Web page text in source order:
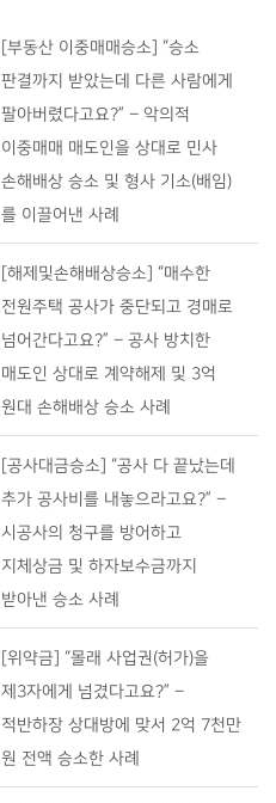
[부동산 이중매매승소] “승소
판결까지 받았는데 다른 사람에게
팔아버렸다고요?” – 악의적
이중매매 매도인을 상대로 민사
손해배상 승소 및 형사 기소(배임)
를 이끌어낸 사례
[해제및손해배상승소] “매수한
전원주택 공사가 중단되고 경매로
넘어간다고요?” – 공사 방치한
매도인 상대로 계약해제 및 3억
원대 손해배상 승소 사례
[공사대금승소] “공사 다 끝났는데
추가 공사비를 내놓으라고요?” –
시공사의 청구를 방어하고
지체상금 및 하자보수금까지
받아낸 승소 사례
[위약금] “몰래 사업권(허가)을
제3자에게 넘겼다고요?” –
적반하장 상대방에 맞서 2억 7천만
원 전액 승소한 사례